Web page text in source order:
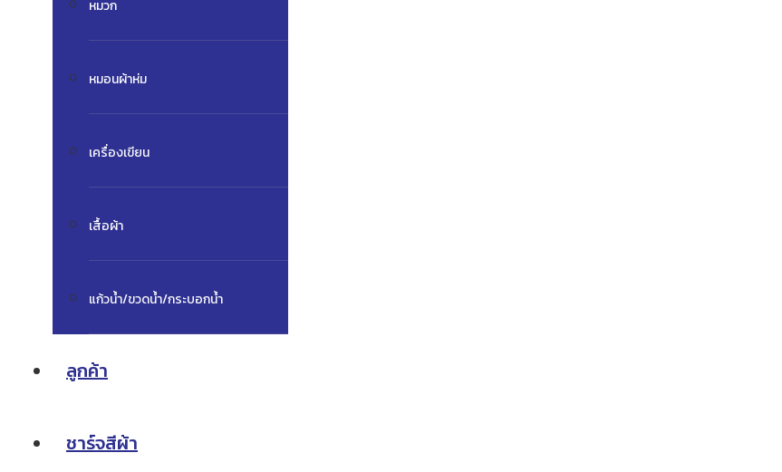
หมวก
หมอนผ้าห่ม
เครื่องเขียน
เสื้อผ้า
แก้วน้ำ/ขวดน้ำ/กระบอกน้ำ
ลูกค้า
ชาร์จสีผ้า